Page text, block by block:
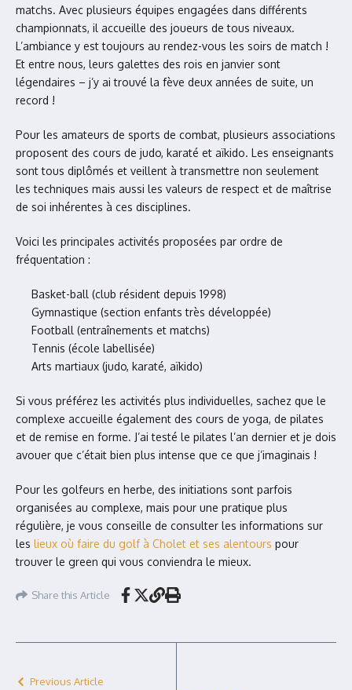
matchs. Avec plusieurs équipes engagées dans différents
championnats, il accueille des joueurs de tous niveaux.
L’ambiance y est toujours au rendez-vous les soirs de match !
Et entre nous, leurs galettes des rois en janvier sont
légendaires – j’y ai trouvé la fève deux années de suite, un
record !
Pour les amateurs de sports de combat, plusieurs associations
proposent des cours de judo, karaté et aïkido. Les enseignants
sont tous diplômés et veillent à transmettre non seulement
les techniques mais aussi les valeurs de respect et de maîtrise
de soi inhérentes à ces disciplines.
Voici les principales activités proposées par ordre de
fréquentation :
Basket-ball (club résident depuis 1998)
Gymnastique (section enfants très développée)
Football (entraînements et matchs)
Tennis (école labellisée)
Arts martiaux (judo, karaté, aïkido)
Si vous préférez les activités plus individuelles, sachez que le
complexe accueille également des cours de yoga, de pilates
et de remise en forme. J’ai testé le pilates l’an dernier et je dois
avouer que c’était bien plus intense que ce que j’imaginais !
Pour les golfeurs en herbe, des initiations sont parfois
organisées au complexe, mais pour une pratique plus
régulière, je vous conseille de consulter les informations sur
les lieux où faire du golf à Cholet et ses alentours pour
trouver le green qui vous conviendra le mieux.
Share this Article
Previous Article